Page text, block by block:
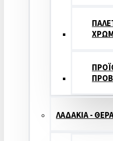
ΛΑΔΑΚΙΑ -